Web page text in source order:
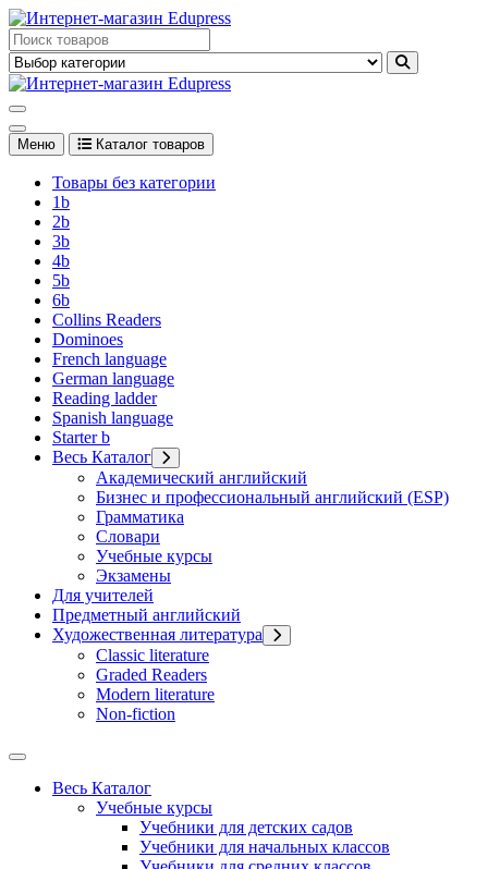
Перейти
к
содержимому
Edupress Uzbekistan, Edupress Узбекистан, книги, учебники на
английском языке
английском языке
Меню Каталог товаров
Товары без категории
1b
2b
3b
4b
5b
6b
Collins Readers
Dominoes
French language
German language
Reading ladder
Spanish language
Starter b
Весь Каталог
Академический английский
Бизнес и профессиональный английский (ESP)
Грамматика
Словари
Учебные курсы
Экзамены
Для учителей
Предметный английский
Художественная литература
Classic literature
Graded Readers
Modern literature
Non-fiction
Весь Каталог
Учебные курсы
Учебники для детских садов
Учебники для начальных классов